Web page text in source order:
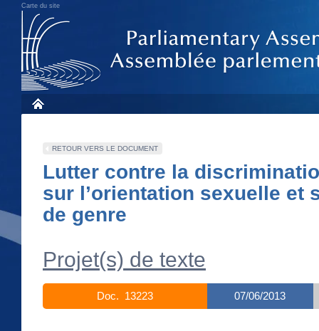
Carte du site
RETOUR VERS LE DOCUMENT
Lutter contre la
sur l’orientation sexuelle et
de genre
Projet(s) de texte
Doc. 13223 07/06/2013